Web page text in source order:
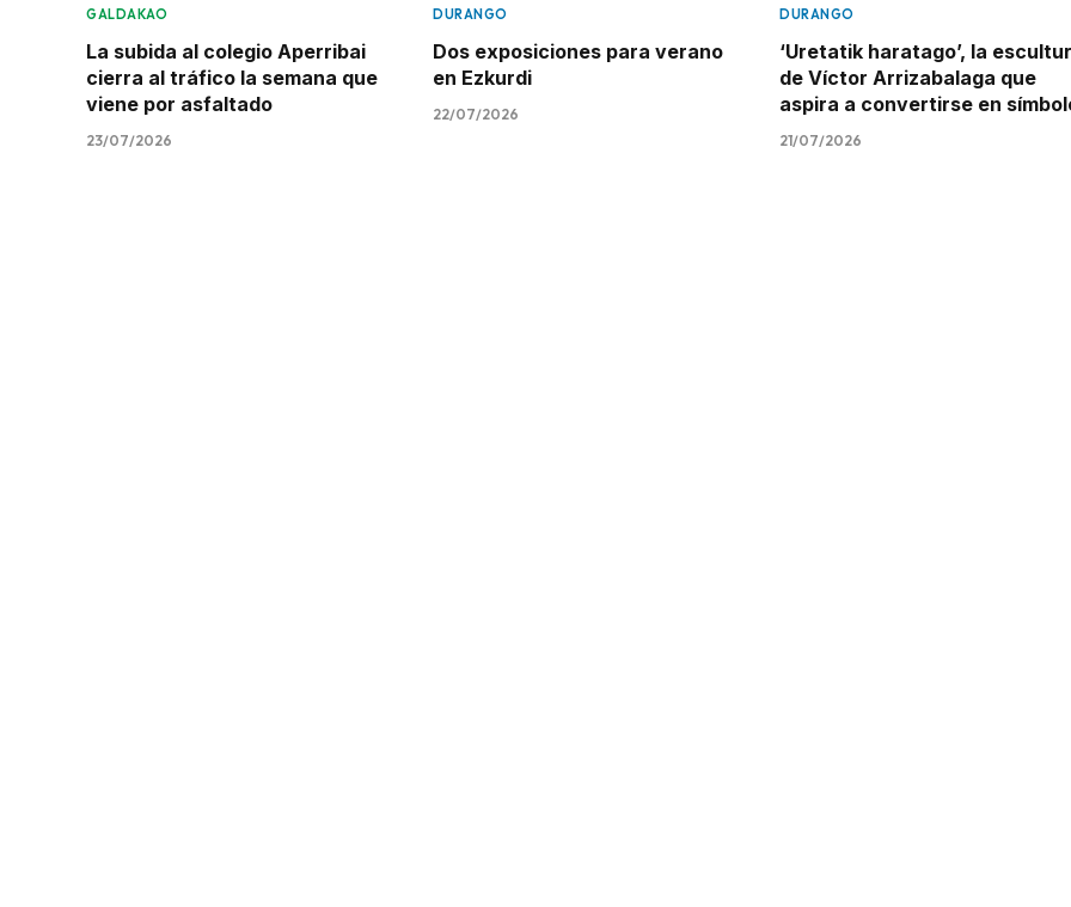
GALDAKAO
La subida al colegio Aperribai
cierra al tráfico la semana que
viene por asfaltado
23/07/2026
DURANGO
Dos exposiciones para verano
en Ezkurdi
22/07/2026
DURANGO
‘Uretatik haratago’, la
de Víctor Arrizabalaga que
aspira a convertirse en
21/07/2026